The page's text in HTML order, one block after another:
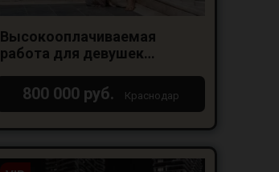
Высокооплачиваемая
работа для девушек
800 000 руб. Краснодар